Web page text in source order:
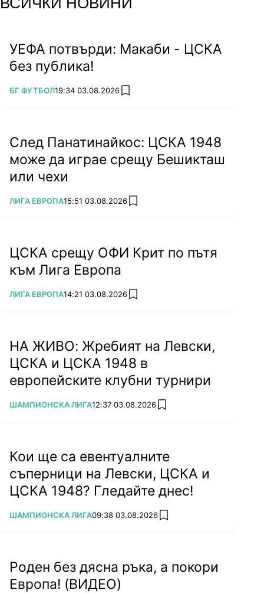
УЕФА потвърди: Макаби - ЦСКА
без публика!
ПОВЕЧЕ ОТ
БГ ФУТБОЛ19:34 03.08.2026 add favorites
След Панатинайкос: ЦСКА 1948
може да играе срещу Бешикташ
или чехи
ПОВЕЧЕ ОТ
ЛИГА ЕВРОПА15:51 03.08.2026 add favorites
ЦСКА срещу ОФИ Крит по пътя
към Лига Европа
ПОВЕЧЕ ОТ
ЛИГА ЕВРОПА14:21 03.08.2026 add favorites
НА ЖИВО: Жребият на Левски,
ЦСКА и ЦСКА 1948 в
европейските клубни турнири
ПОВЕЧЕ ОТ
ШАМПИОНСКА ЛИГА12:37 03.08.2026 add favorites
Кои ще са евентуалните
съперници на Левски, ЦСКА и
ЦСКА 1948? Гледайте днес!
ПОВЕЧЕ ОТ
ШАМПИОНСКА ЛИГА09:38 03.08.2026 add favorites
Роден без дясна ръка, а покори
Европа! (ВИДЕО)